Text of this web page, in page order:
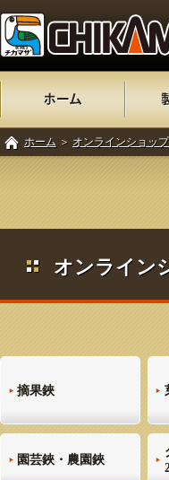
ホーム ＞ オンラインショップ
オンライン
摘果鋏
園芸鋏・農園鋏